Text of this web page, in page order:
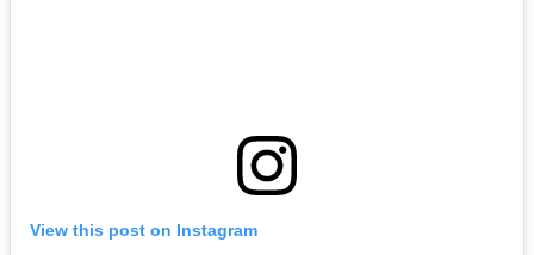
View this post on Instagram